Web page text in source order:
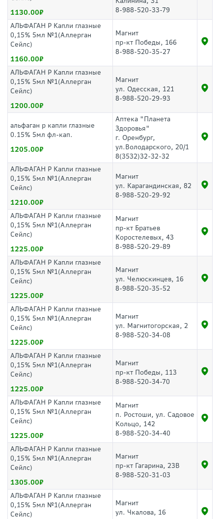
1130.00
8-988-520-33-79
АЛЬФАГАН Р Капли глазные
0,15% 5мл №1(Аллерган
Сейлс)
1160.00
Магнит
пр-кт Победы, 166
8-988-520-35-27
АЛЬФАГАН Р Капли глазные
0,15% 5мл №1(Аллерган
Сейлс)
1200.00
Магнит
ул. Одесская, 121
8-988-520-29-93
альфаган р капли глазные
0.15% 5мл фл-кап.
1205.00
Аптека "Планета
Здоровья"
г. Оренбург,
ул.Володарского, 20/1
8(3532)32-32-32
АЛЬФАГАН Р Капли глазные
0,15% 5мл №1(Аллерган
Сейлс)
1210.00
Магнит
ул. Карагандинская, 82
8-988-520-29-92
АЛЬФАГАН Р Капли глазные
0,15% 5мл №1(Аллерган
Сейлс)
1225.00
Магнит
пр-кт Братьев
Коростелевых, 43
8-988-520-29-89
АЛЬФАГАН Р Капли глазные
0,15% 5мл №1(Аллерган
Сейлс)
1225.00
Магнит
ул. Челюскинцев, 16
8-988-520-35-52
АЛЬФАГАН Р Капли глазные
0,15% 5мл №1(Аллерган
Сейлс)
1225.00
Магнит
ул. Магнитогорская, 2
8-988-520-34-08
АЛЬФАГАН Р Капли глазные
0,15% 5мл №1(Аллерган
Сейлс)
1225.00
Магнит
пр-кт Победы, 113
8-988-520-34-70
АЛЬФАГАН Р Капли глазные
0,15% 5мл №1(Аллерган
Сейлс)
1225.00
Магнит
п. Ростоши, ул. Садовое
Кольцо, 142
8-988-520-34-40
АЛЬФАГАН Р Капли глазные
0,15% 5мл №1(Аллерган
Сейлс)
1305.00
Магнит
пр-кт Гагарина, 23В
8-988-520-31-03
АЛЬФАГАН Р Капли глазные
0,15% 5мл №1(Аллерган
Сейлс)
Магнит
ул. Чкалова, 16